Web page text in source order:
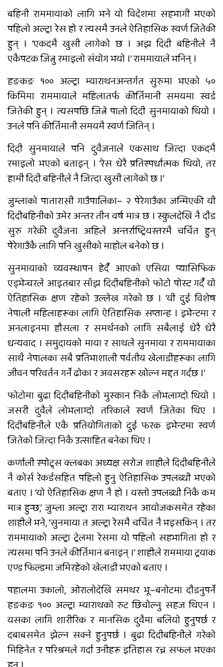
रुकुम पश्चिममा भ्यान र मोटरसाइकल
ठोक्किँदा एक जनाको मृत्यु
दुग्ध चिस्यान केन्द्र अनुदान हिनामिना
आरोपमा आठबिसकोटका मेयरसहित ११
जनाविरुद्ध भ्रष्टाचार मुद्दा
६ महिनाअघि सजिएकी बेहुली, ६
महिनापछि सडकमा अस्ताइन्
दंगीशरणमा आर्थिक वर्ष २०८२/८३ को
वार्षिक समीक्षा कार्यक्रम सम्पन्न
बहिनी राममायाको लागि भने यो विदेशमा सहभागी भएको
पहिलो अल्ट्रा रेस हो र त्यसमै उनले ऐतिहासिक स्वर्ण जितेकी
हुन् । ‘एकदमै खुसी लागेको छ । अझ दिदी बहिनीले नै
एकैपटक जित्नु रमाइलो संयोग भयो ।’ राममायाले भनिन् ।
हङकङ १०० अल्ट्रा म्याराथनअन्तर्गत सुरुमा भएको ५०
किमिमा राममायाले महिलातर्फ कीर्तिमानी समयमा स्वर्ड
जितेकी हुन् । त्यसपछि जित्ने पालो दिदी सुनमायाको थियो ।
उनले पनि कीर्तिमानी समयमै स्वर्ण जितिन् ।
दिदी सुनमायाले पनि दुवैजनाले एकसाथ जित्दा एकदमै
रमाइलो भएको बताइन् । ‘रेस धेरै प्रतिस्पर्धात्मक थियो, तर
हामी दिदी बहिनीले नै जित्दा खुसी लागेको छ ।’
जुम्लाको पातारासी गाउँपालिका– २ पेरेगाउँका जन्मिएकी यी
दिदीबहिनीको उमेर अन्तर तीन वर्ष मात्र छ । स्कुलदेखि नै दौड
सुरु गरेकी दुवैजना अहिले अन्तर्राष्ट्रियस्तरमै चर्चित हुन्
पेरेगाउँकै लागि पनि खुसीको माहोल बनेको छ ।
सुनमायाको व्यवस्थापन हेर्दै आएको एसिया प्यासिफिक
एड्भेन्चरले आइतबार साँझ दिदीबहिनीको फोटो पोस्ट गर्दै यो
ऐतिहासिक क्षण रहेको उल्लेख गरेको छ । ‘यी दुई विशेष
नेपाली महिलाहरूका लागि ऐतिहासिक सप्तान्ह । इभेन्टमा र
अनलाइनमा हौसला र समर्थनको लागि सबैलाई धेरै धेरै
धन्यवाद । समुदायको माया र साथले सुनमाया र राममायाका
साथै नेपालका सबै प्रतिभाशाली पर्वतीय खेलाडीहरूका लागि
जीवन परिवर्तन गर्ने ढोका र अवसरहरू खोल्न मद्दत गर्दछ ।’
फोटोमा बुढा दिदीबहिनीको मुस्कान निकै लोभलाग्दो थियो ।
जसरी दुवैले लोभलाग्दो तरिकाले स्वर्ण जितेका थिए ।
दिदीबहिनीले एकै प्रतियोगिताको दुई फरक इभेन्टमा स्वर्ण
जितेको जित्दा निकै उत्साहित बनेका थिए ।
कर्णाली स्पोट्र्स क्लबका अध्यक्ष सरोज शाहीले दिदीबहिनीले
नै कोर्स रेकर्डसहित पहिलो हुनु ऐतिहासिक उपलब्धी भएको
बताए । ‘यो ऐतिहासिक क्षण नै हो । यस्तो उपलब्धी निकै कम
मात्र हुन्छ,’ जुम्ला अल्ट्रा रारा म्याराथन आयोजकसमेत रहेका
शाहीले भने, ‘सुनमाया त अल्ट्रा रेसमै चर्चित नै भइसकिन् । तर
राममायाको अल्ट्रा ट्रेलमा रेसमा यो पहिलो सहभागिता हो र
त्यसमा पनि उनले कीर्तिमान बनाइन् ।’ शाहीले राममाया ट्रयाक
एण्ड फिल्डमा जमिरहेको खेलाडी भएको बताए ।
पहालमा उकालो, ओरालोदेखि समथर भू–बनोटमा दौडनुपर्ने
हङकङ १०० अल्ट्रा म्याराथको रुट छिचोल्नु सहज थिएन ।
यसका लागि शारीरिक र मानसिक दुवैमा बलियो हुनुपर्छ र
दबाबसमेत झेल्न सक्ने हुनुपर्छ । बुढा दिदीबहिनीले गरेको
मिहिनेत र परिश्रमले गर्दा उनीहरू इतिहास रच्न सफल भएका